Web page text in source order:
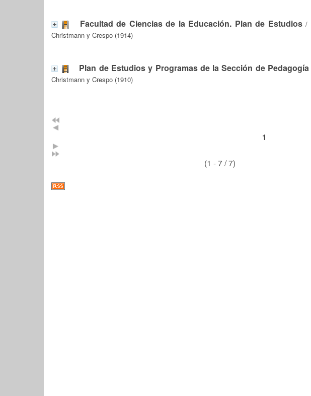
Facultad de Ciencias de la Educación. Plan de Estudios/
Christmann y Crespo (1914)
Plan de Estudios y Programas de la Sección de Pedagogía
Christmann y Crespo (1910)
1
(1 - 7 / 7)